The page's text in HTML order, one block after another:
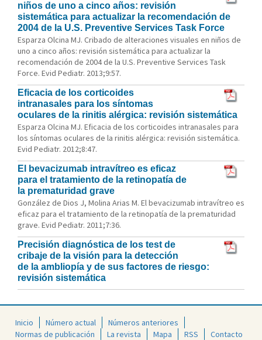
niños de uno a cinco años: revisión
sistemática para actualizar la recomendación de
2004 de la U.S. Preventive Services Task Force
Esparza Olcina MJ. Cribado de alteraciones visuales en niños de
uno a cinco años: revisión sistemática para actualizar la
recomendación de 2004 de la U.S. Preventive Services Task
Force. Evid Pediatr. 2013;9:57.
Eficacia de los corticoides
intranasales para los síntomas
oculares de la rinitis alérgica: revisión sistemática
Esparza Olcina MJ. Eficacia de los corticoides intranasales para
los síntomas oculares de la rinitis alérgica: revisión sistemática.
Evid Pediatr. 2012;8:47.
El bevacizumab intravítreo es eficaz
para el tratamiento de la retinopatía de
la prematuridad grave
González de Dios J, Molina Arias M. El bevacizumab intravítreo es
eficaz para el tratamiento de la retinopatía de la prematuridad
grave. Evid Pediatr. 2011;7:36.
Precisión diagnóstica de los test de
cribaje de la visión para la detección
de la ambliopía y de sus factores de riesgo:
revisión sistemática
Inicio Número actual
Números anteriores
Normas de publicación
La revista Mapa RSS Contacto